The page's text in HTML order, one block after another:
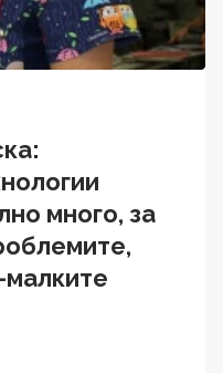
много, за
малките